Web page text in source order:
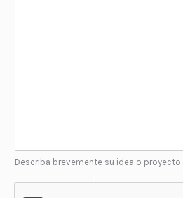
Describa brevemente su idea o proyecto.